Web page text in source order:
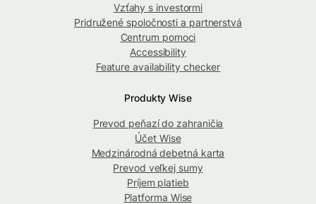
Vzťahy s investormi
Pridružené spoločnosti a partnerstvá
Centrum pomoci
Accessibility
Feature availability checker
Produkty Wise
Prevod peňazí do zahraničia
Účet Wise
Medzinárodná debetná karta
Prevod veľkej sumy
Príjem platieb
Platforma Wise